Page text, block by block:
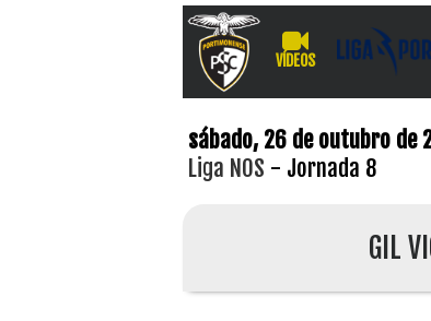
VÍDEOS
sábado, 26 de outubro de
Liga NOS - Jornada 8
GIL